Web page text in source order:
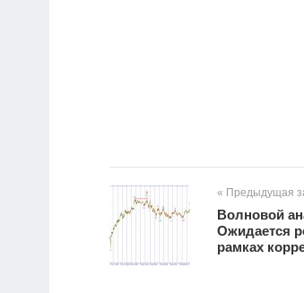
« Предыдущая
Волновой
Ожидается
рамках